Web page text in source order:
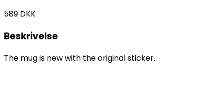
589 DKK
Beskrivelse
The mug is new with the original sticker.